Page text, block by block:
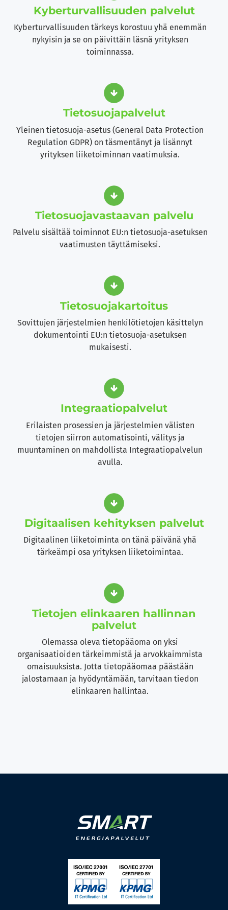
Kyber­turvallisuuden palvelut
Kyberturvallisuuden tärkeys korostuu yhä enemmän
nykyisin ja se on päivittäin läsnä yrityksen
toiminnassa.
Tietosuoja­palvelut
Yleinen tietosuoja-asetus (General Data Protection
Regulation GDPR) on täsmentänyt ja lisännyt
yrityksen liiketoiminnan vaatimuksia.
Tietosuoja­vastaavan palvelu
Palvelu sisältää toiminnot EU:n tietosuoja-asetuksen
vaatimusten täyttämiseksi.
Tietosuoja­kartoitus
Sovittujen järjestelmien henkilötietojen käsittelyn
dokumentointi EU:n tietosuoja-asetuksen
mukaisesti.
Integraatio­palvelut
Erilaisten prosessien ja järjestelmien välisten
tietojen siirron automatisointi, välitys ja
muuntaminen on mahdollista Integraatiopalvelun
avulla.
Digitaalisen kehityksen palvelut
Digitaalinen liiketoiminta on tänä päivänä yhä
tärkeämpi osa yrityksen liiketoimintaa.
Tietojen elinkaaren hallinnan
palvelut
Olemassa oleva tietopääoma on yksi
organisaatioiden tärkeimmistä ja arvokkaimmista
omaisuuksista. Jotta tietopääomaa päästään
jalostamaan ja hyödyntämään, tarvitaan tiedon
elinkaaren hallintaa.